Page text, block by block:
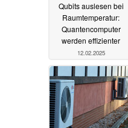
Qubits auslesen bei
Raumtemperatur:
Quantencomputer
werden effizienter
12.02.2025